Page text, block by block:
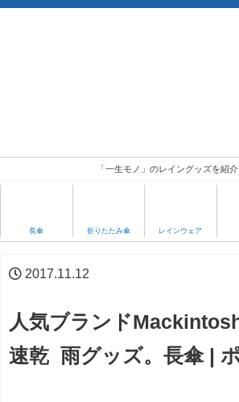
「一生モノ」のレイングッズを紹
長傘 折りたたみ傘 レインウェア
2017.11.12
人気ブランド
速乾 雨グッズ。長傘 |